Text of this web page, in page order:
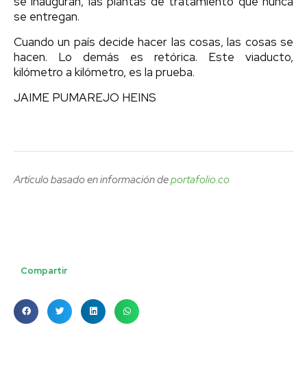
se entregan.
Cuando un país decide hacer las cosas, las cosas se
hacen. Lo demás es retórica. Este viaducto,
kilómetro a kilómetro, es la prueba.
JAIME PUMAREJO HEINS
Artículo basado en información deportafolio.co
Compartir